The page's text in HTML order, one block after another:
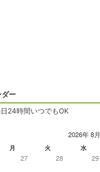
ダー
24時間いつでもOK
2026年 8月
月 火 水
27 28 29